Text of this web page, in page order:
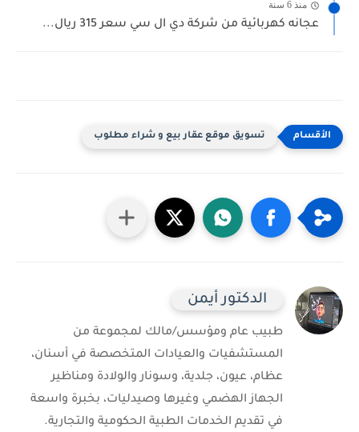
منذ 6 سنة
عجانه كهربائية من شركة دي ال سي سعر 315 ريال...
تسويق موقع عقار بيع و شراء مطلوب
الدكتور أيمن
طبيب عام ومؤسس/مالك لمجموعة من
المستشفيات والعيادات المتخصصة في أسنان،
عظام، عيون، جلدية، وسونار والولادة ومناظير
الجهاز الهضمي وغيرها وصيدليات، بخبرة واسعة
في تقديم الخدمات الطبية الحكومية والتجارية.